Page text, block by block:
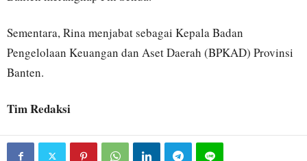
Sementara, Rina menjabat sebagai Kepala Badan
Pengelolaan Keuangan dan Aset Daerah (BPKAD) Provinsi
Banten.
Tim Redaksi